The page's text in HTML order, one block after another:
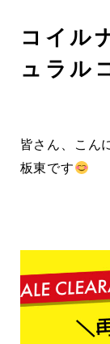
コイル
ュラル
皆さん、こん
板東です